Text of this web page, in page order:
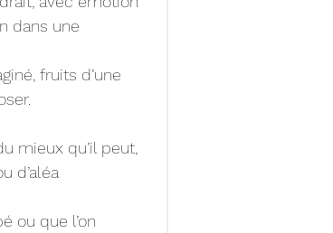
dans une
fruits d’une
mieux qu’il peut,
d’aléa
ou que l’on